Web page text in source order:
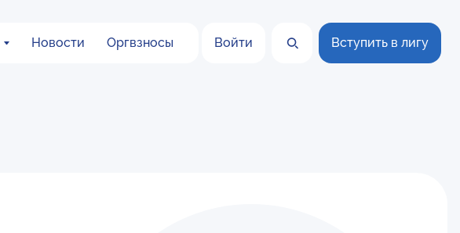
Новости Оргвзносы Войти Вступить в лигу